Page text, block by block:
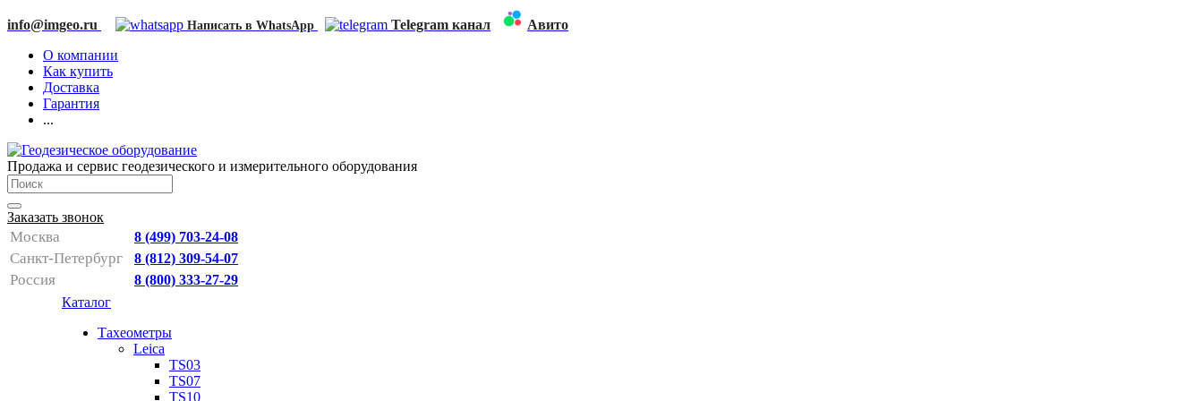
info@imgeo.ru Написать в WhatsApp Telegram канал
Авито
О компании
Как купить
Доставка
Гарантия
...
Продажа и сервис геодезического и измерительного оборудования
Заказать звонок
Москва 8 (499) 703-24-08
Санкт-Петербург 8 (812) 309-54-07
Россия
8 (800) 333-27-29
Каталог
Тахеометры
Leica
TS03
TS07
TS10